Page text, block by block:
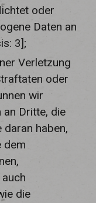
oder
Daten an
3];
Verletzung
oder
wir
an Dritte, die
haben,
dem
die